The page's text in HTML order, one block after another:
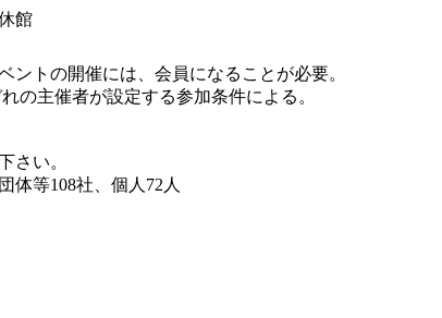
館
ントの開催には、会員になることが必要。
の主催者が設定する参加条件による。
さい。
体等108社、個人72人